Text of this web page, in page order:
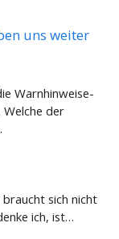
uns weiter
Warnhinweise-
der
sich nicht
ich, ist…